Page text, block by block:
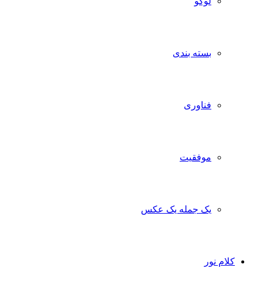
بسته بندی
فناوری
موفقیت
یک جمله یک عکس
کلام نور